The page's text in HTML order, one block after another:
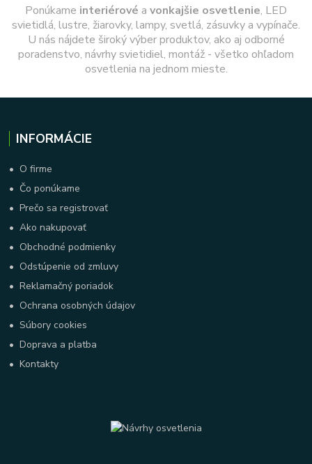
Ponúkame interiérové a vonkajšie osvetlenie, LED
svietidlá, lustre, žiarovky, lampy, svetlá, zásuvky a vypínače.
U nás nájdete široký výber produktov, ako aj odborné
poradenstvo, návrhy svietidiel, montáž - všetko ohľadom
osvetlenia na jednom mieste.
INFORMÁCIE
• O firme
• Čo ponúkame
•Prečo sa registrovať
•Ako nakupovať
• Obchodné podmienky
• Odstúpenie od zmluvy
•Reklamačný poriadok
• Ochrana osobných údajov
•Súbory cookies
•Doprava a platba
•Kontakty